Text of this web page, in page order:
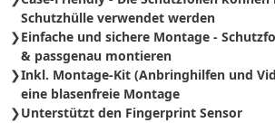
Schutzhülle verwendet werden
Einfache und sichere Montage -
& passgenau montieren
Inkl. Montage-Kit (Anbringhilfen und
eine blasenfreie Montage
Unterstützt den Fingerprint Sensor